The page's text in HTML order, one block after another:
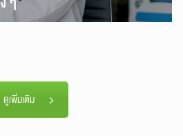
ดูเพิ่มเติม